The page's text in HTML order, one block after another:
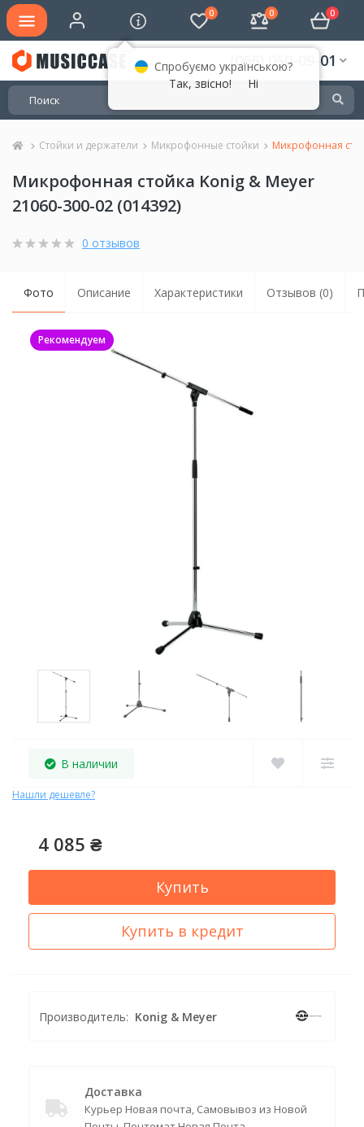
0 0 0
(066) 050-09-01
Стойки и держатели Микрофонные стойки Микрофонная
Микрофонная стойка Konig & Meyer
21060-300-02 (014392)
0 отзывов
Фото Описание Характеристики Отзывов (0)
Рекомендуем
В наличии
Нашли дешевле?
4 085 ₴
Купить
Купить в кредит
Производитель: Konig & Meyer
Доставка
Курьер Новая почта, Самовывоз из Новой
Спробуємо українською?
Так, звісно!
Ні